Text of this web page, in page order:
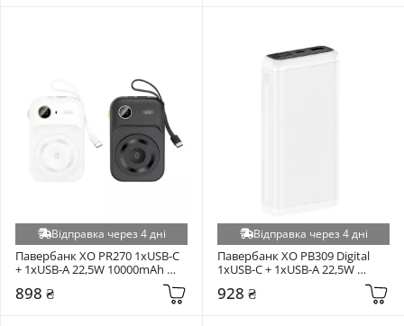
Відправка через 4 дні
Павербанк XO PR270 1xUSB-C
+ 1xUSB-A 22,5W 10000mAh
898 ₴
Відправка через 4 дні
Павербанк XO PB309 Digital
1xUSB-C + 1xUSB-A 22,5W
928 ₴